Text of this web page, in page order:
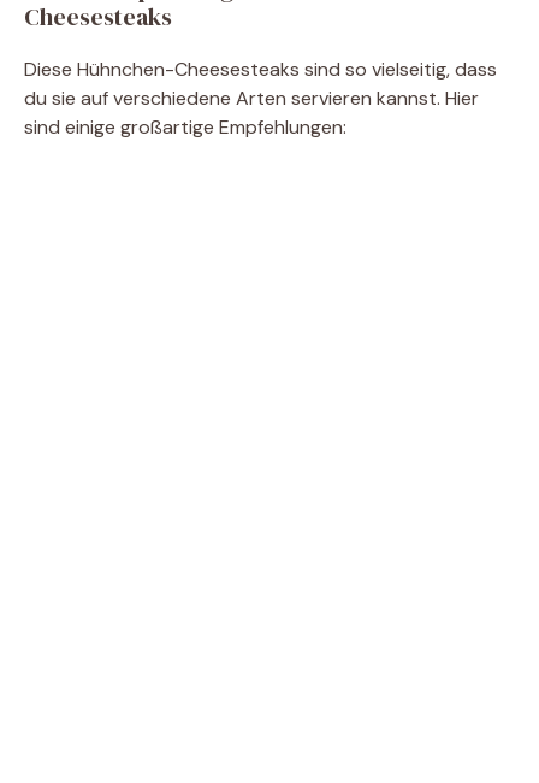
Cheesesteaks
Diese Hühnchen-Cheesesteaks sind so vielseitig, dass
du sie auf verschiedene Arten servieren kannst. Hier
sind einige großartige Empfehlungen: